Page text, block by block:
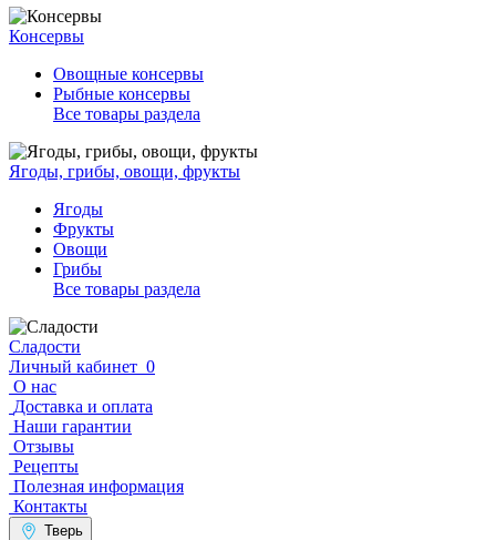
Консервы
Овощные консервы
Рыбные консервы
Все товары раздела
Ягоды, грибы, овощи, фрукты
Ягоды
Фрукты
Овощи
Грибы
Все товары раздела
Сладости
Личный кабинет 0
О нас
Доставка и оплата
Наши гарантии
Отзывы
Рецепты
Полезная информация
Контакты
Тверь